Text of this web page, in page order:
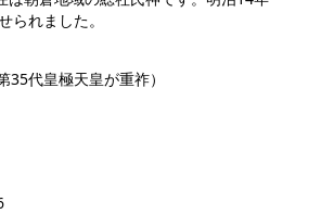
られました。
代皇極天皇が重祚）